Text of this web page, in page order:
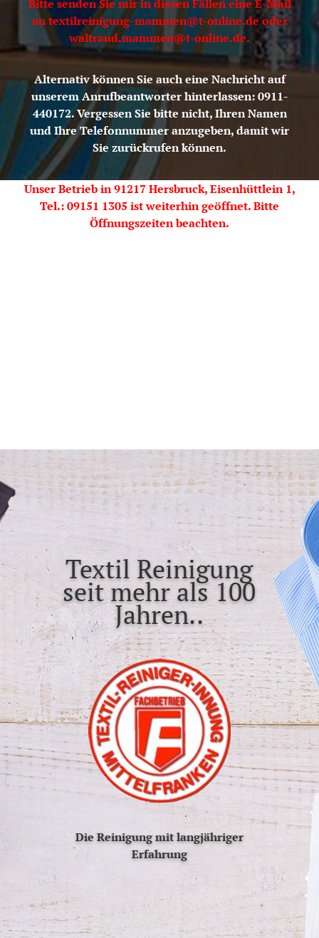
Bitte senden Sie mir in diesen Fällen eine E-Mail
an textilreinigung-mammen@t-online.de oder
waltraud.mammen@t-online.de.
Alternativ können Sie auch eine Nachricht auf
unserem Anrufbeantworter hinterlassen: 0911-
440172. Vergessen Sie bitte nicht, Ihren Namen
und Ihre Telefonnummer anzugeben, damit wir
Sie zurückrufen können.
Unser Betrieb in 91217 Hersbruck, Eisenhüttlein 1,
Tel.: 09151 1305 ist weiterhin geöffnet. Bitte
Öffnungszeiten beachten.
Textil Reinigung
seit mehr als 100
Jahren..
Die Reinigung mit langjähriger
Erfahrung